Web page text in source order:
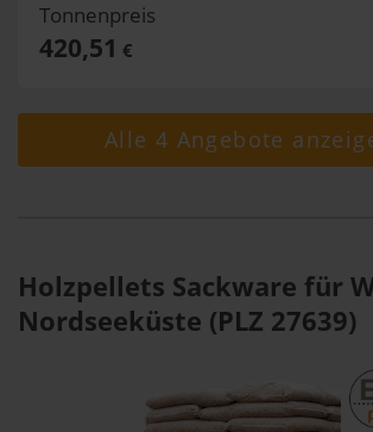
Tonnenpreis
420,51 €
Alle 4 Angebote
Holzpellets Sackware für
Nordseeküste (PLZ 27639)